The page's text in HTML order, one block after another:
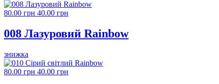
80.00 грн 40.00 грн
008 Лазуровий Rainbow
знижка
80.00 грн 40.00 грн